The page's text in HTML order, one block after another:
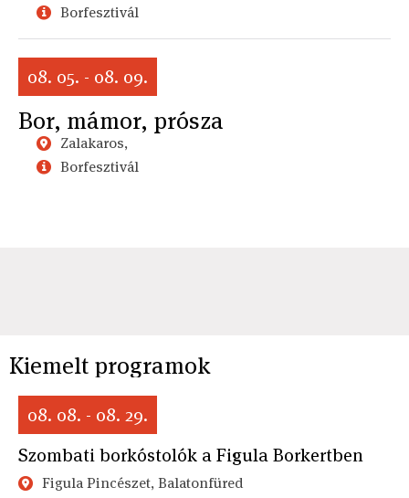
Borfesztivál
08. 05. - 08. 09.
Bor, mámor, prósza
Zalakaros,
Borfesztivál
Kiemelt programok
08. 08. - 08. 29.
Szombati borkóstolók a Figula Borkertben
Figula Pincészet, Balatonfüred